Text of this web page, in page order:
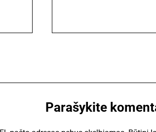
Parašykite